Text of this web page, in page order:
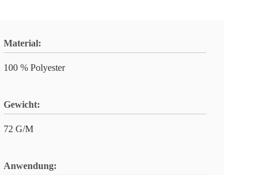
Material:
100 % Polyester
Gewicht:
72 G/M
Anwendung: